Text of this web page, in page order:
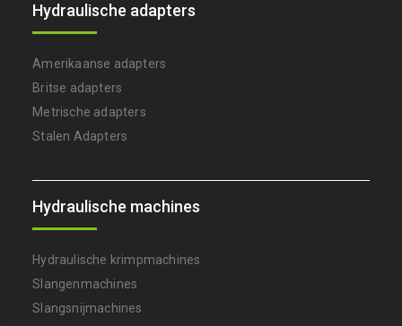
Hydraulische adapters
Amerikaanse adapters
Britse adapters
Metrische adapters
Stalen Adapters
Hydraulische machines
Hydraulische krimpmachines
Slangenmachines
Slangsnijmachines